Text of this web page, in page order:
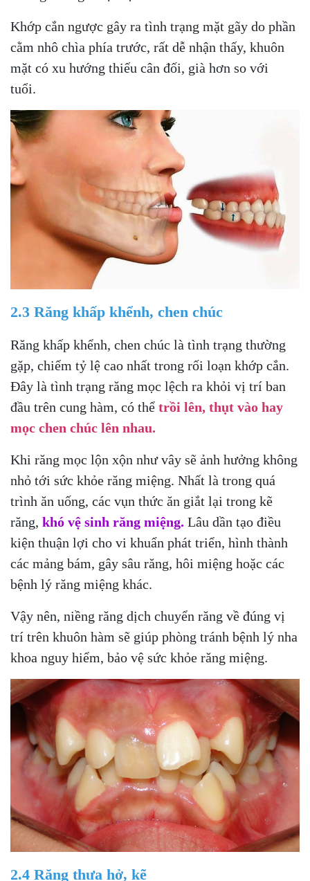
Khớp cắn ngược gây ra tình trạng mặt gãy do phần
cằm nhô chìa phía trước, rất dễ nhận thấy, khuôn
mặt có xu hướng thiếu cân đối, già hơn so với
tuổi.
2.3 Răng khấp khểnh, chen chúc
Răng khấp khểnh, chen chúc là tình trạng thường
gặp, chiếm tỷ lệ cao nhất trong rối loạn khớp cắn.
Đây là tình trạng răng mọc lệch ra khỏi vị trí ban
đầu trên cung hàm, có thể trồi lên, thụt vào hay
mọc chen chúc lên nhau.
Khi răng mọc lộn xộn như vây sẽ ảnh hưởng không
nhỏ tới sức khỏe răng miệng. Nhất là trong quá
trình ăn uống, các vụn thức ăn giắt lại trong kẽ
răng, khó vệ sinh răng miệng. Lâu dần tạo điều
kiện thuận lợi cho vi khuẩn phát triển, hình thành
các mảng bám, gây sâu răng, hôi miệng hoặc các
bệnh lý răng miệng khác.
Vậy nên, niềng răng dịch chuyển răng về đúng vị
trí trên khuôn hàm sẽ giúp phòng tránh bệnh lý nha
khoa nguy hiểm, bảo vệ sức khỏe răng miệng.
2.4 Răng thưa hở, kẽ